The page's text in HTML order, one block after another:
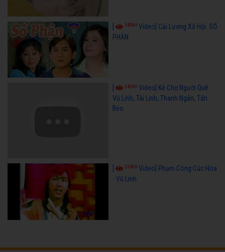
[ 34584 Video] Cải Lương Xã Hội: SỐ
PHẬN
24589 Video] Kẻ Chợ Người Quê -
Vũ Linh, Tài Linh, Thanh Ngân, Tấn
Beo
23606 Video] Phạm Công Cúc Hoa
- Vũ Linh